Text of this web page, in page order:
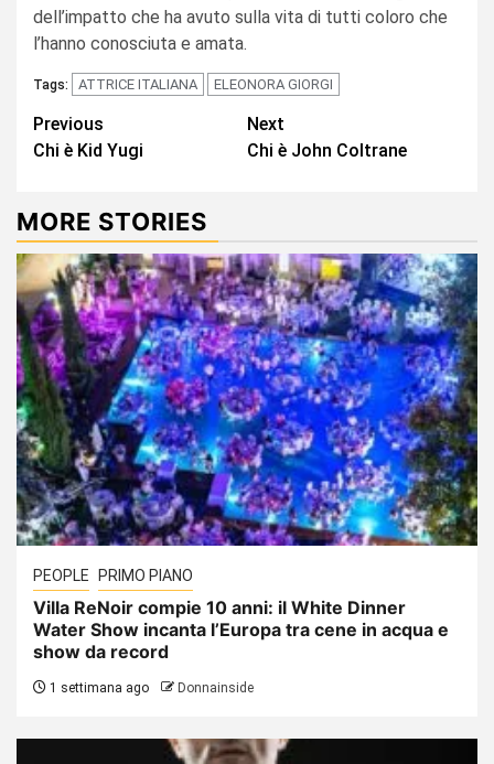
dell’impatto che ha avuto sulla vita di tutti coloro che
l’hanno conosciuta e amata.
Tags: ATTRICE ITALIANA ELEONORA GIORGI
Continue
Reading
Previous
Chi è Kid Yugi
Next
Chi è John Coltrane
MORE STORIES
PEOPLE PRIMO PIANO
Villa ReNoir compie 10 anni: il White Dinner
Water Show incanta l’Europa tra cene in acqua e
show da record
1 settimana ago Donnainside